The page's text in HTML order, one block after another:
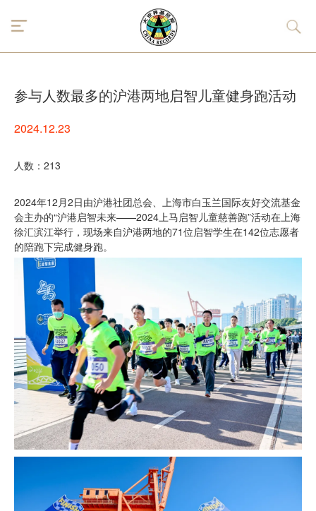
参与人数最多的沪港两地启智儿童健身跑活动
2024.12.23
人数：213
2024年12月2日由沪港社团总会、上海市白玉兰国际友好交流基金
会主办的“沪港启智未来——2024上马启智儿童慈善跑”活动在上海
徐汇滨江举行，现场来自沪港两地的71位启智学生在142位志愿者
的陪跑下完成健身跑。